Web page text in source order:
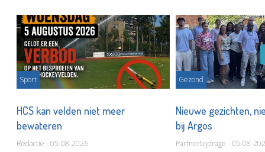
Sport
HCS kan velden niet meer
bewateren
Redactie - 05-08-2026
Gezond
Nieuwe gezichten,
bij Argos
Partnerbijdrage - 05-08-